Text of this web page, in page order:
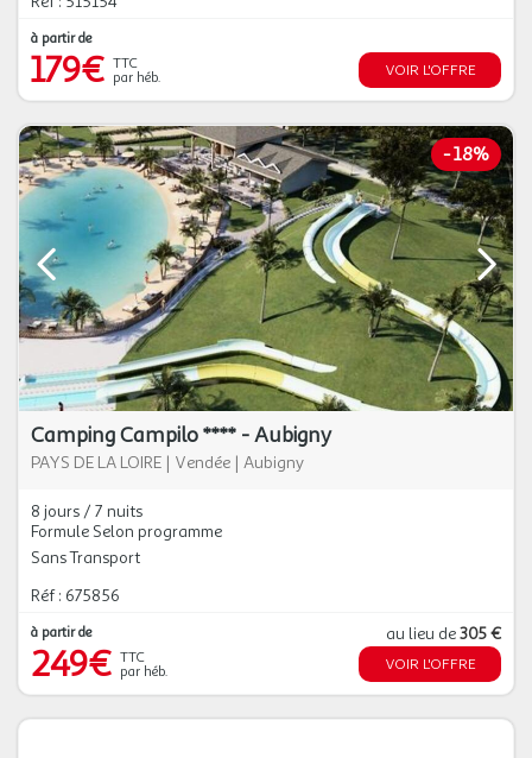
à partir de
179€ TTC
par héb.
VOIR L'OFFRE
-18%
Camping Campilo **** - Aubigny
PAYS DE LA LOIRE | Vendée | Aubigny
8 jours / 7 nuits
Formule Selon programme
Sans Transport
Réf : 675856
à partir de
249€ TTC
par héb.
au lieu de305 €
VOIR L'OFFRE